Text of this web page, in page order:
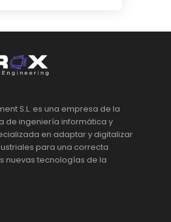
S.L. es una empresa de la
de ingeniería informática y
en adaptar y digitalizar
para una correcta
nuevas tecnologías de la